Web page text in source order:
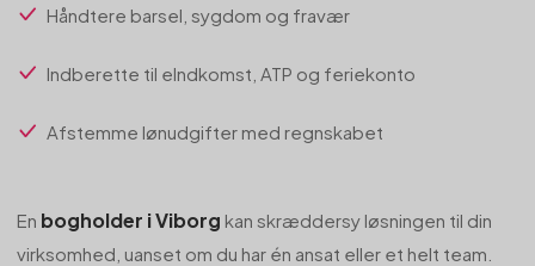
Håndtere barsel, sygdom og fravær
Indberette til eIndkomst, ATP og feriekonto
Afstemme lønudgifter med regnskabet
En bogholder i Viborg kan skræddersy løsningen til din
virksomhed, uanset om du har én ansat eller et helt team.